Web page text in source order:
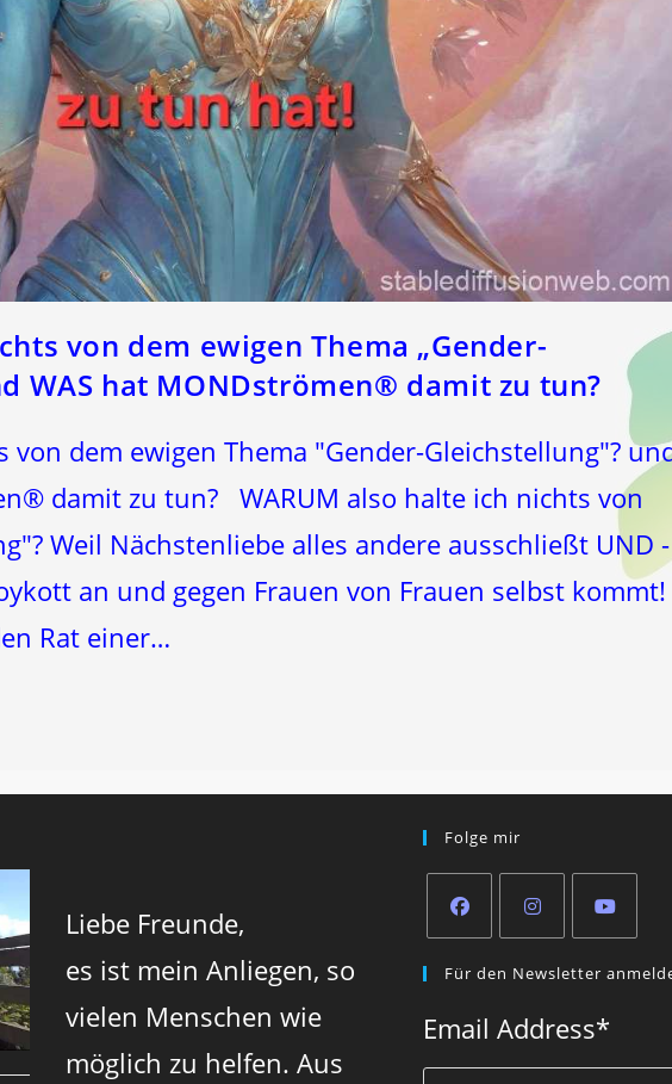
von dem ewigen Thema „Gender-
WAS hat MONDströmen® damit zu tun?
dem ewigen Thema "Gender-Gleichstellung"?
damit zu tun? WARUM also halte ich nichts von
Weil Nächstenliebe alles andere ausschließt UND -
an und gegen Frauen von Frauen selbst kommt!
Rat einer…
Liebe Freunde,
es ist mein Anliegen, so
vielen Menschen wie
möglich zu helfen. Aus
Folge mir
in
new
tab
in
new
tab
in
new
tab
Für den Newsletter
Email Address*